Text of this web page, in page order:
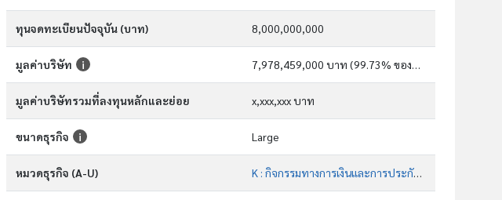
ทุนจดทะเบียนปัจจุบัน (บาท) 8,000,000,000
มูลค่าบริษัท 7,978,459,000 บาท (99.73% ของทุน)
มูลค่าบริษัทรวมที่ลงทุนหลักและย่อย x,xxx,xxx บาท
ขนาดธุรกิจ Large
หมวดธุรกิจ (A-U) K : กิจกรรมทางการเงินและการประกันภัย